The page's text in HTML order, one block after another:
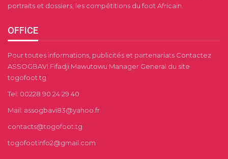
portraits et dossiers, les compétitions du foot Africain.
OFFICE
Pour toutes informations, publicités et partenariats Contactez
ASSOGBAVI Fifadji Mawutowu Manager General du site
togofoot.tg
Tel: 00228 90 24 29 40
Mail: assogbavi83@yahoo.fr
contacts@togofoot.tg
togofootinfo2@gmail.com